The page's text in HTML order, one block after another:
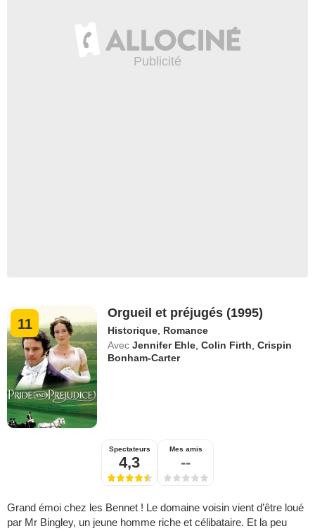
11
Orgueil et préjugés (1995)
Historique, Romance
Avec Jennifer Ehle,Colin Firth,Crispin
Bonham-Carter
Spectateurs
4,3
Mes amis
--
Grand émoi chez les Bennet ! Le domaine voisin vient d’être loué
par Mr Bingley, un jeune homme riche et célibataire. Et la peu